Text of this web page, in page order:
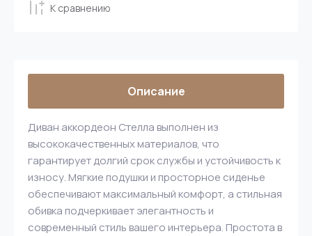
К сравнению
Описание
Диван аккордеон Стелла выполнен из
высококачественных материалов, что
гарантирует долгий срок службы и устойчивость к
износу. Мягкие подушки и просторное сиденье
обеспечивают максимальный комфорт, а стильная
обивка подчеркивает элегантность и
современный стиль вашего интерьера. Простота в